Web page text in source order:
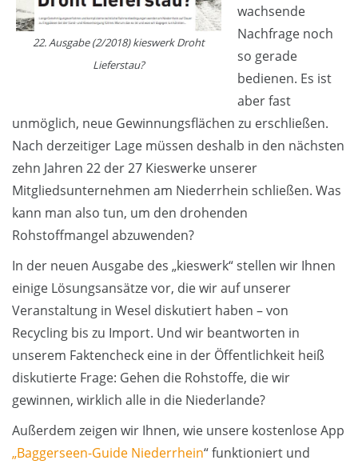
22. Ausgabe (2/2018) kieswerk Droht
Lieferstau?
wachsende
Nachfrage noch
so gerade
bedienen. Es ist
aber fast
unmöglich, neue Gewinnungsflächen zu erschließen.
Nach derzeitiger Lage müssen deshalb in den nächsten
zehn Jahren 22 der 27 Kieswerke unserer
Mitgliedsunternehmen am Niederrhein schließen. Was
kann man also tun, um den drohenden
Rohstoffmangel abzuwenden?
In der neuen Ausgabe des „kieswerk“ stellen wir Ihnen
einige Lösungsansätze vor, die wir auf unserer
Veranstaltung in Wesel diskutiert haben – von
Recycling bis zu Import. Und wir beantworten in
unserem Faktencheck eine in der Öffentlichkeit heiß
diskutierte Frage: Gehen die Rohstoffe, die wir
gewinnen, wirklich alle in die Niederlande?
Außerdem zeigen wir Ihnen, wie unsere kostenlose App
„Baggerseen-Guide Niederrhein“ funktioniert und